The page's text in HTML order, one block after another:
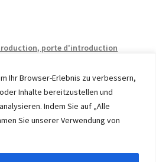
Ihr Browser-Erlebnis zu verbessern,
Inhalte bereitzustellen und
Indem Sie auf „Alle
Sie unserer Verwendung von
porte d'introduction
member of the ERUON